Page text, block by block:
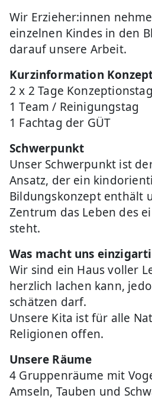
Wir Erzieher:innen
einzelnen Kindes in den
darauf unsere Arbeit.
Kurzinformation
2 x 2 Tage
1 Team / Reinigungstag
1 Fachtag der GÜT
Schwerpunkt
Unser Schwerpunkt ist
Ansatz, der ein
Bildungskonzept enthält
Zentrum das Leben des
steht.
Was macht uns
Wir sind ein Haus voller
herzlich lachen kann,
schätzen darf.
Unsere Kita ist für alle
Religionen offen.
Unsere Räume
4 Gruppenräume mit
Amseln, Tauben und